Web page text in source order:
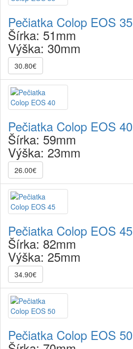
Pečiatka Colop EOS 35
Šírka: 51mm
Výška: 30mm
30.80€
Pečiatka Colop EOS 40
Šírka: 59mm
Výška: 23mm
26.00€
Pečiatka Colop EOS 45
Šírka: 82mm
Výška: 25mm
34.90€
Pečiatka Colop EOS 50